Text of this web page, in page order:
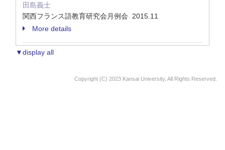
田島義士
関西フランス語教育研究会月例会 2015.11
More details
▼display all
Copyright (C) 2023 Kansai University, All Rights Reserved.